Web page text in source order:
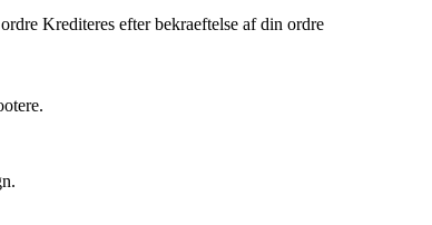
Krediteres efter bekraeftelse af din ordre